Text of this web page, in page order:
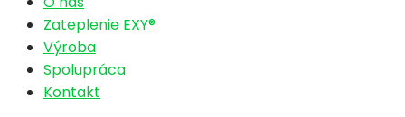
Zateplenie EXY®
Výroba
Spolupráca
Kontakt